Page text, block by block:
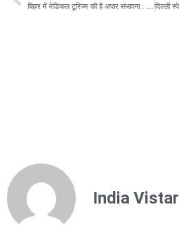
India Vistar